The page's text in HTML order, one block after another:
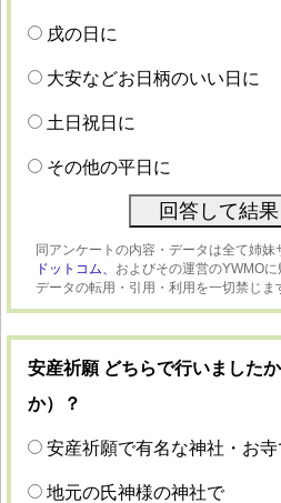
戌の日に
大安などお日柄のいい日に
土日祝日に
その他の平日に
同アンケートの内容・データは全て姉妹
ドットコム、 およびその運営のYWMO
データの転用・引用・利用を一切禁じま
安産祈願 どちらで行いました
か）？
安産祈願で有名な神社・お寺
地元の氏神様の神社で